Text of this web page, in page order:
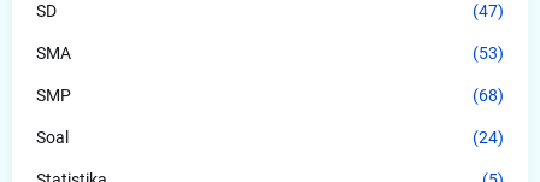
SD (47)
SMA (53)
SMP (68)
Soal (24)